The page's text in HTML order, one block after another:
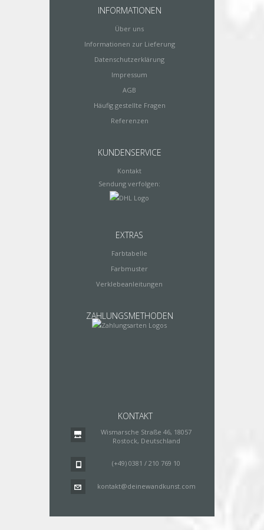
INFORMATIONEN
Über uns
Informationen zur Lieferung
Datenschutzerklärung
Impressum
AGB
Häufig gestellte Fragen
Referenzen
KUNDENSERVICE
Kontakt
Sendung verfolgen:
EXTRAS
Farbtabelle
Farbmuster
Verklebeanleitungen
ZAHLUNGSMETHODEN
KONTAKT
Wismarsche Straße 46, 18057
Rostock, Deutschland
(+49) 0381 / 210 769 10
kontakt@deinewandkunst.com